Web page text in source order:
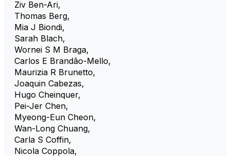
Ziv Ben-Ari,
Thomas Berg,
Mia J Biondi,
Sarah Blach,
Wornei S M Braga,
Carlos E Brandão-Mello,
Maurizia R Brunetto,
Joaquin Cabezas,
Hugo Cheinquer,
Pei-Jer Chen,
Myeong-Eun Cheon,
Wan-Long Chuang,
Carla S Coffin,
Nicola Coppola,